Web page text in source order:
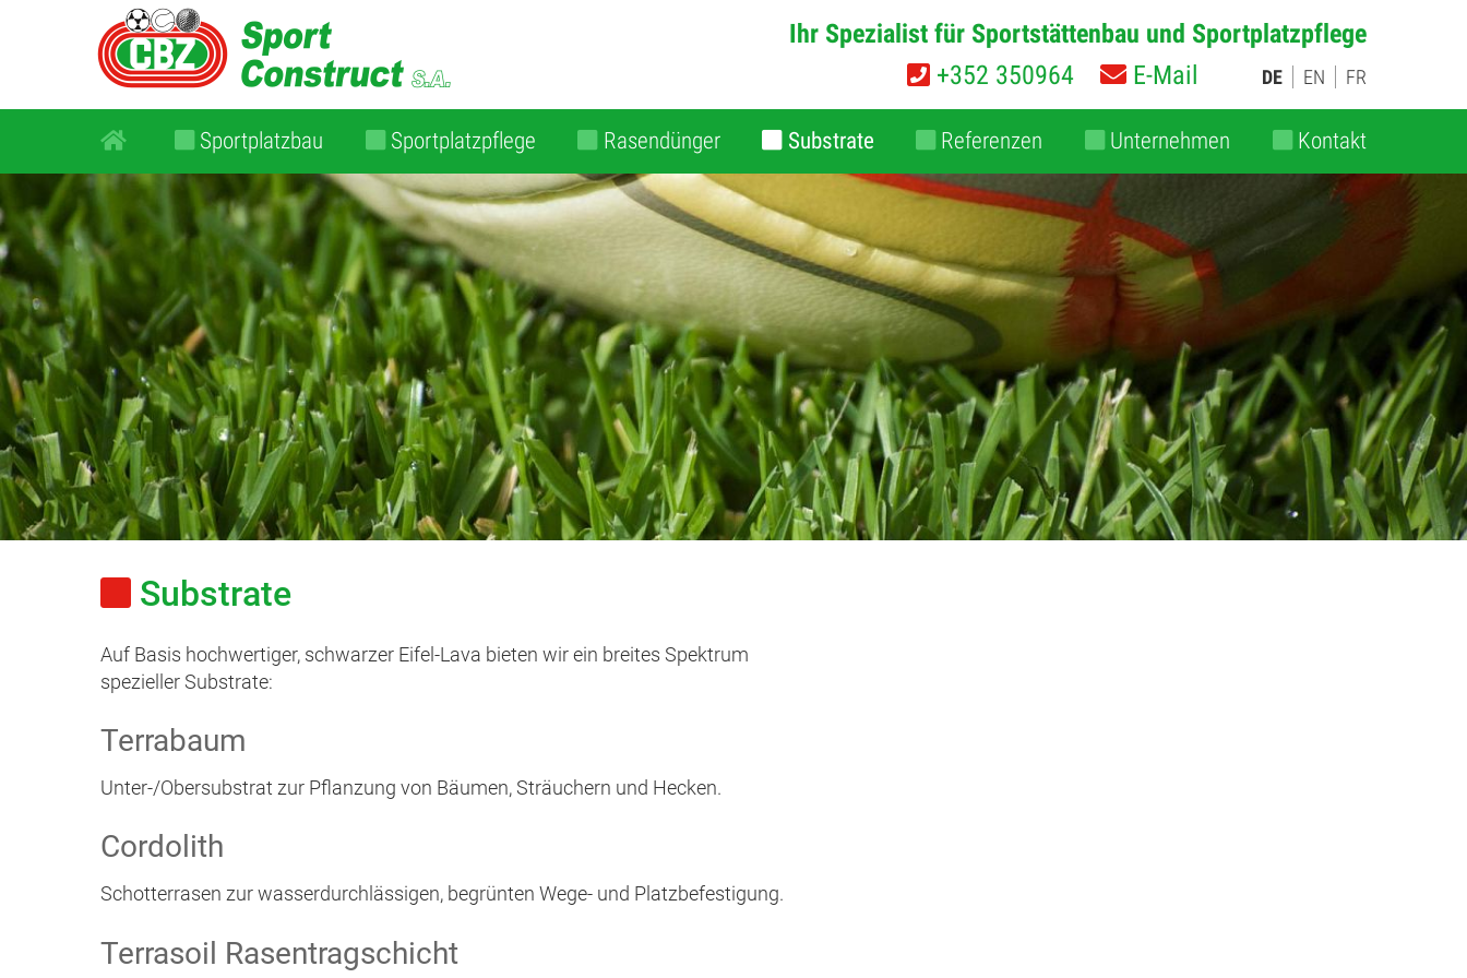
Substrate
Auf Basis hochwertiger, schwarzer Eifel-Lava bieten wir ein breites Spektrum
spezieller Substrate:
Terrabaum
Unter-/Obersubstrat zur Pflanzung von Bäumen, Sträuchern und Hecken.
Cordolith
Schotterrasen zur wasserdurchlässigen, begrünten Wege- und Platzbefestigung.
Terrasoil Rasentragschicht
Ihr Spezialist für Sportstättenbau und Sportplatzpflege
+352 350964
E-Mail DE EN FR
Sportplatzbau Sportplatzpflege Rasendünger Substrate Referenzen Unternehmen Kontakt